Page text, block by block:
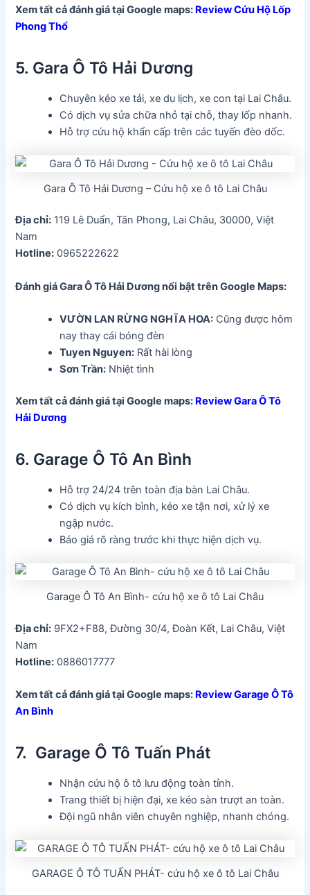
Xem tất cả đánh giá tại Google maps: Review Cứu Hộ Lốp
Phong Thổ
5. Gara Ô Tô Hải Dương
Chuyên kéo xe tải, xe du lịch, xe con tại Lai Châu.
Có dịch vụ sửa chữa nhỏ tại chỗ, thay lốp nhanh.
Hỗ trợ cứu hộ khẩn cấp trên các tuyến đèo dốc.
Gara Ô Tô Hải Dương – Cứu hộ xe ô tô Lai Châu
Địa chỉ: 119 Lê Duẩn, Tân Phong, Lai Châu, 30000, Việt
Nam
Hotline: 0965222622
Đánh giá Gara Ô Tô Hải Dươngnổi bật trên Google Maps:
VƯỜN LAN RỪNG NGHĨA HOA: Cũng được hôm
nay thay cái bóng đèn
Tuyen Nguyen: Rất hài lòng
Sơn Trần: Nhiệt tình
Xem tất cả đánh giá tại Google maps: Review Gara Ô Tô
Hải Dương
6. Garage Ô Tô An Bình
Hỗ trợ 24/24 trên toàn địa bàn Lai Châu.
Có dịch vụ kích bình, kéo xe tận nơi, xử lý xe
ngập nước.
Báo giá rõ ràng trước khi thực hiện dịch vụ.
Garage Ô Tô An Bình- cứu hộ xe ô tô Lai Châu
Địa chỉ: 9FX2+F88, Đường 30/4, Đoàn Kết, Lai Châu, Việt
Nam
Hotline: 0886017777
Xem tất cả đánh giá tại Google maps: Review Garage Ô Tô
An Bình
7. Garage Ô Tô Tuấn Phát
Nhận cứu hộ ô tô lưu động toàn tỉnh.
Trang thiết bị hiện đại, xe kéo sàn trượt an toàn.
Đội ngũ nhân viên chuyên nghiệp, nhanh chóng.
GARAGE Ô TÔ TUẤN PHÁT- cứu hộ xe ô tô Lai Châu